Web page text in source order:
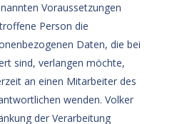
Voraussetzungen
Person die
Daten, die bei
sind, verlangen möchte,
an einen Mitarbeiter des
wenden. Volker
der Verarbeitung